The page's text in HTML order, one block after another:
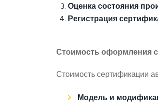
Оценка состояния
Регистрация
Стоимость оформления
Стоимость сертификации
Модель и